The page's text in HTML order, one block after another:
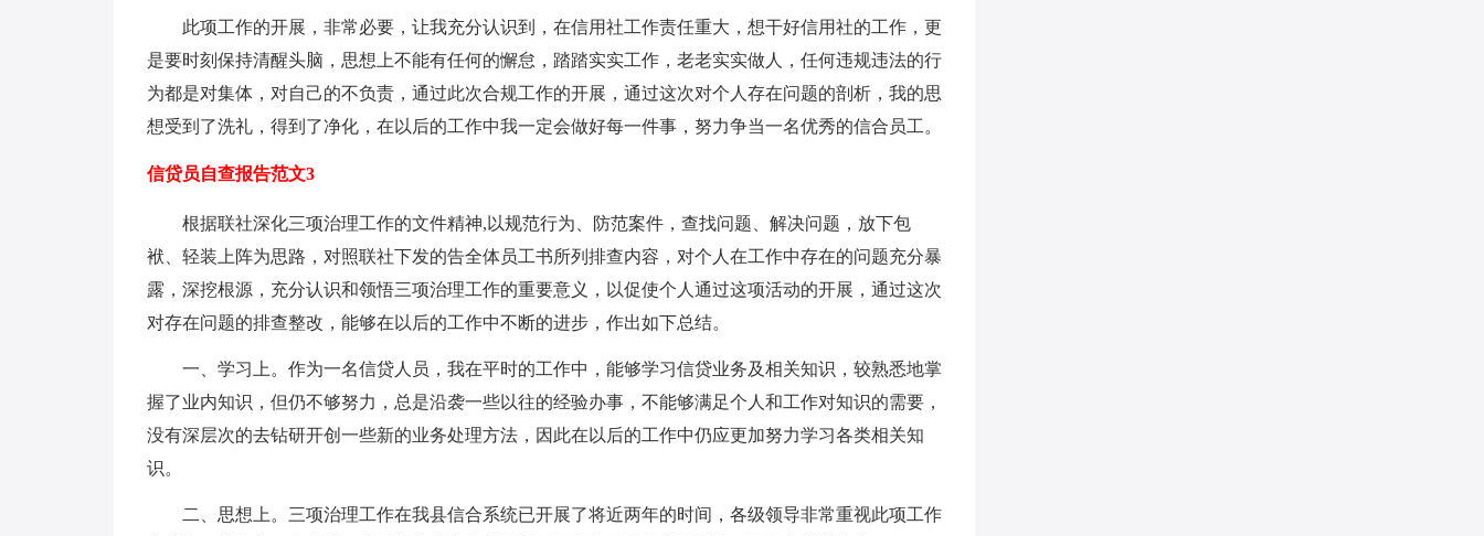
此项工作的开展，非常必要，让我充分认识到，在信用社工作责任重大，想干好信用社的工作，更
是要时刻保持清醒头脑，思想上不能有任何的懈怠，踏踏实实工作，老老实实做人，任何违规违法的行
为都是对集体，对自己的不负责，通过此次合规工作的开展，通过这次对个人存在问题的剖析，我的思
想受到了洗礼，得到了净化，在以后的工作中我一定会做好每一件事，努力争当一名优秀的信合员工。
信贷员自查报告范文3
根据联社深化三项治理工作的文件精神,以规范行为、防范案件，查找问题、解决问题，放下包
袱、轻装上阵为思路，对照联社下发的告全体员工书所列排查内容，对个人在工作中存在的问题充分暴
露，深挖根源，充分认识和领悟三项治理工作的重要意义，以促使个人通过这项活动的开展，通过这次
对存在问题的排查整改，能够在以后的工作中不断的进步，作出如下总结。
一、学习上。作为一名信贷人员，我在平时的工作中，能够学习信贷业务及相关知识，较熟悉地掌
握了业内知识，但仍不够努力，总是沿袭一些以往的经验办事，不能够满足个人和工作对知识的需要，
没有深层次的去钻研开创一些新的业务处理方法，因此在以后的工作中仍应更加努力学习各类相关知
识。
二、思想上。三项治理工作在我县信合系统已开展了将近两年的时间，各级领导非常重视此项工作